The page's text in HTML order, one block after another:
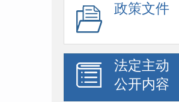
政策文件
法定主动
公开内容